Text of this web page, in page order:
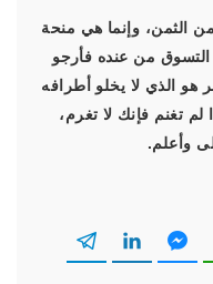
الثمن، وإنما هي منحة
من عنده فأرجو
هو الذي لا يخلو أطرافه
تغنم فإنك لا تغرم،
وأعلم.